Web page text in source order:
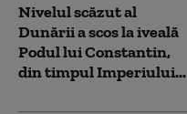
Nivelul scăzut al
Dunării a scos la iveală
Podul lui Constantin,
din timpul Imperiului...